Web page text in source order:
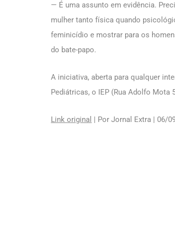
— É uma assunto em evidência.
mulher tanto física quando
feminicídio e mostrar para os
do bate-papo.
A iniciativa, aberta para qualquer
Pediátricas, o IEP (Rua Adolfo Mota
Link original | Por Jornal Extra | 06/